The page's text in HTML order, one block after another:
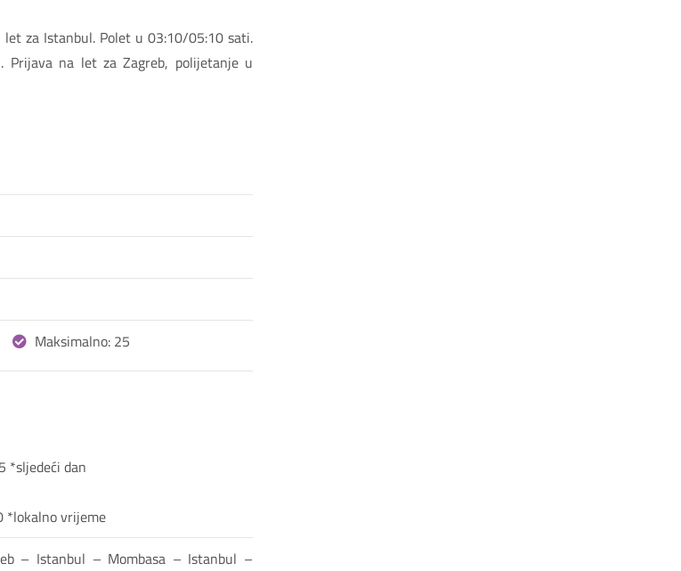
let za Istanbul. Polet u 03:10/05:10 sati.
Prijava na let za Zagreb, polijetanje u
Maksimalno: 25
*sljedeći dan
– Istanbul – Mombasa – Istanbul –